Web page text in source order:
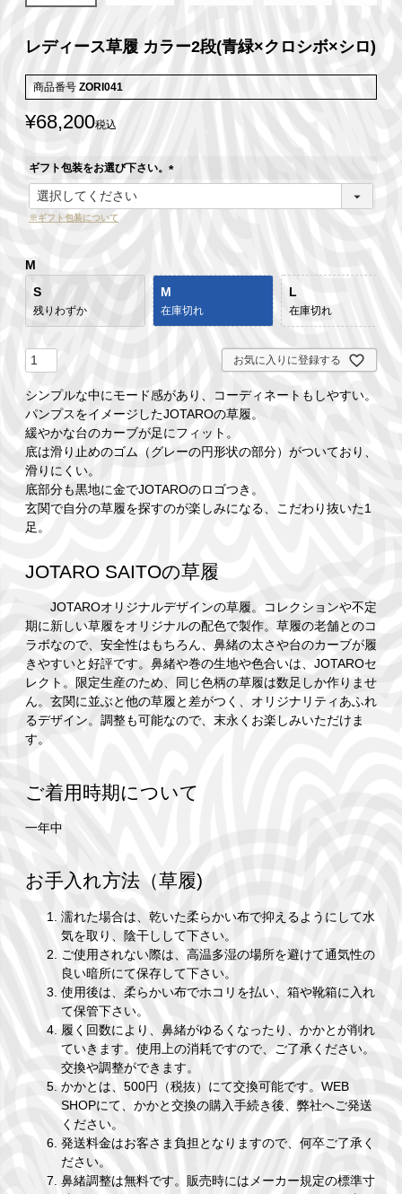
レディース草履 カラー2段(青緑×クロシボ×シロ)
商品番号 ZORI041
¥68,200税込
ギフト包装をお選び下さい。
(
※ギフト包装について
M
S
残りわずか
M
在庫切れ
L
在庫切れ
お気に入りに登録する
シンプルな中にモード感があり、コーディネートもしやすい。
パンプスをイメージしたJOTAROの草履。
緩やかな台のカーブが足にフィット。
底は滑り止めのゴム（グレーの円形状の部分）がついており、
滑りにくい。
底部分も黒地に金でJOTAROのロゴつき。
玄関で自分の草履を探すのが楽しみになる、こだわり抜いた1
足。
JOTARO SAITOの草履
JOTAROオリジナルデザインの草履。コレクションや不定
期に新しい草履をオリジナルの配色で製作。草履の老舗とのコ
ラボなので、安全性はもちろん、鼻緒の太さや台のカーブが履
きやすいと好評です。鼻緒や巻の生地や色合いは、JOTAROセ
レクト。限定生産のため、同じ色柄の草履は数足しか作りませ
ん。玄関に並ぶと他の草履と差がつく、オリジナリティあふれ
るデザイン。調整も可能なので、末永くお楽しみいただけま
す。
ご着用時期について
一年中
お手入れ方法（草履)
濡れた場合は、乾いた柔らかい布で抑えるようにして水
気を取り、陰干しして下さい。
ご使用されない際は、高温多湿の場所を避けて通気性の
良い暗所にて保存して下さい。
使用後は、柔らかい布でホコリを払い、箱や靴箱に入れ
て保管下さい。
履く回数により、鼻緒がゆるくなったり、かかとが削れ
ていきます。使用上の消耗ですので、ご了承ください。
交換や調整ができます。
かかとは、500円（税抜）にて交換可能です。WEB
SHOPにて、かかと交換の購入手続き後、弊社へご発送
ください。
発送料金はお客さま負担となりますので、何卒ご了承く
ださい。
鼻緒調整は無料です。販売時にはメーカー規定の標準寸